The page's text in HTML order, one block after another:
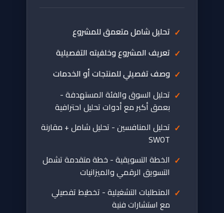
تحليل شامل متعمق للمشروع
تعريف المشروع وخلفيته التفصيلية
وصف تفصيلي للمنتجات أو الخدمات
تحليل السوق والفئة المستهدفة -
بعمق أكبر مع أدوات تحليل احترافية
تحليل المنافسين - تحليل شامل + مقارنة
SWOT
الخطة التسويقية - خطة متقدمة تشمل
التسويق الرقمي والميزانيات
المتطلبات التشغيلية - تخطيط تفصيلي
مع استشارات فنية